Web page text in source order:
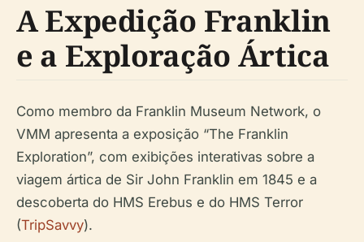
A Expedição Franklin
e a Exploração Ártica
Como membro da Franklin Museum Network, o
VMM apresenta a exposição “The Franklin
Exploration”, com exibições interativas sobre a
viagem ártica de Sir John Franklin em 1845 e a
descoberta do HMS Erebus e do HMS Terror
(TripSavvy).